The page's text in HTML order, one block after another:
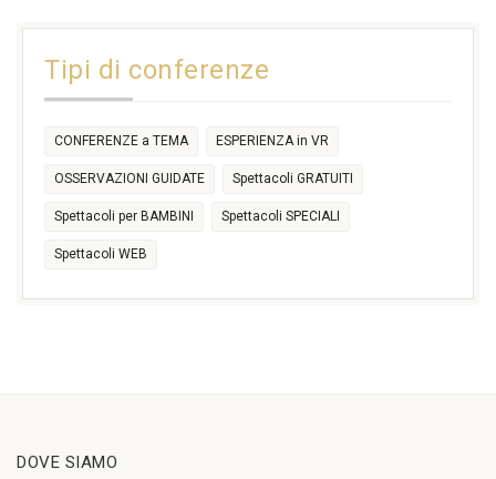
17:30
Tipi di conferenze
CONFERENZE a TEMA ESPERIENZA in VR
OSSERVAZIONI GUIDATE Spettacoli GRATUITI
Spettacoli per BAMBINI Spettacoli SPECIALI
Spettacoli WEB
DOVE SIAMO